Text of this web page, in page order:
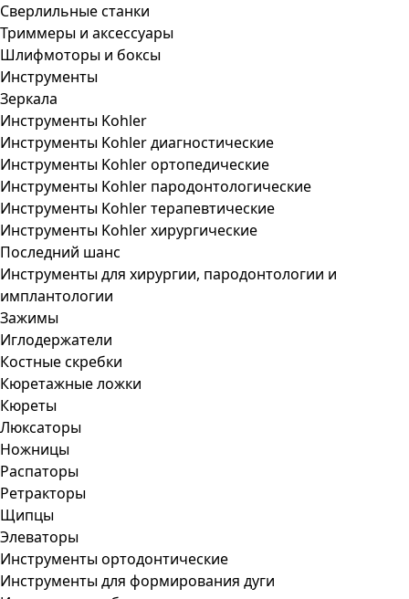
Сверлильные станки
Триммеры и аксессуары
Шлифмоторы и боксы
Инструменты
Зеркала
Инструменты Kohler
Инструменты Kohler диагностические
Инструменты Kohler ортопедические
Инструменты Kohler пародонтологические
Инструменты Kohler терапевтические
Инструменты Kohler хирургические
Последний шанс
Инструменты для хирургии, пародонтологии и
имплантологии
Зажимы
Иглодержатели
Костные скребки
Кюретажные ложки
Кюреты
Люксаторы
Ножницы
Распаторы
Ретракторы
Щипцы
Элеваторы
Инструменты ортодонтические
Инструменты для формирования дуги